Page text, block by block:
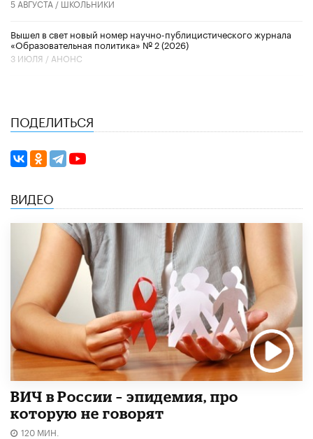
5 АВГУСТА / ШКОЛЬНИКИ
Вышел в свет новый номер научно-публицистического журнала
«Образовательная политика» № 2 (2026)
3 ИЮЛЯ / АНОНС
ПОДЕЛИТЬСЯ
ВИДЕО
ВИЧ в России – эпидемия, про
которую не говорят
120 МИН.